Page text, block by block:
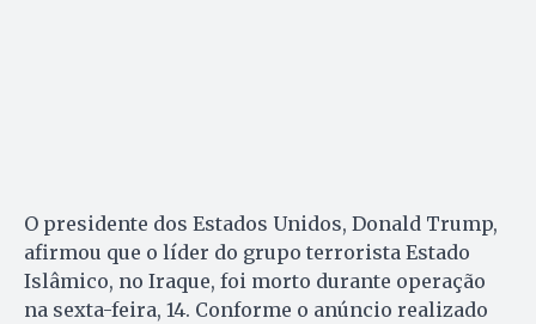
O presidente dos Estados Unidos, Donald Trump,
afirmou que o líder do grupo terrorista Estado
Islâmico, no Iraque, foi morto durante operação
na sexta-feira, 14. Conforme o anúncio realizado